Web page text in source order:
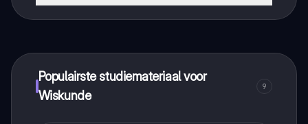
Populairste studiemateriaal voor
Wiskunde
9